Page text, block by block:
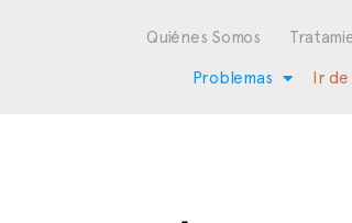
Quiénes Somos
Problemas Ir de